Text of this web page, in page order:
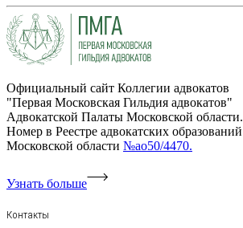
Официальный сайт Коллегии адвокатов
"Первая Московская Гильдия адвокатов"
Адвокатской Палаты Московской области.
Номер в Реестре адвокатских образований
Московской области №ао50/4470.
Узнать больше
Контакты